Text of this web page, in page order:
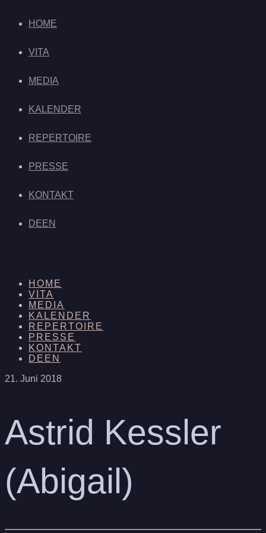
HOME
VITA
MEDIA
KALENDER
REPERTOIRE
PRESSE
KONTAKT
DEEN
HOME
VITA
MEDIA
KALENDER
REPERTOIRE
PRESSE
KONTAKT
DE EN
21. Juni 2018
Astrid Kessler
(Abigail)